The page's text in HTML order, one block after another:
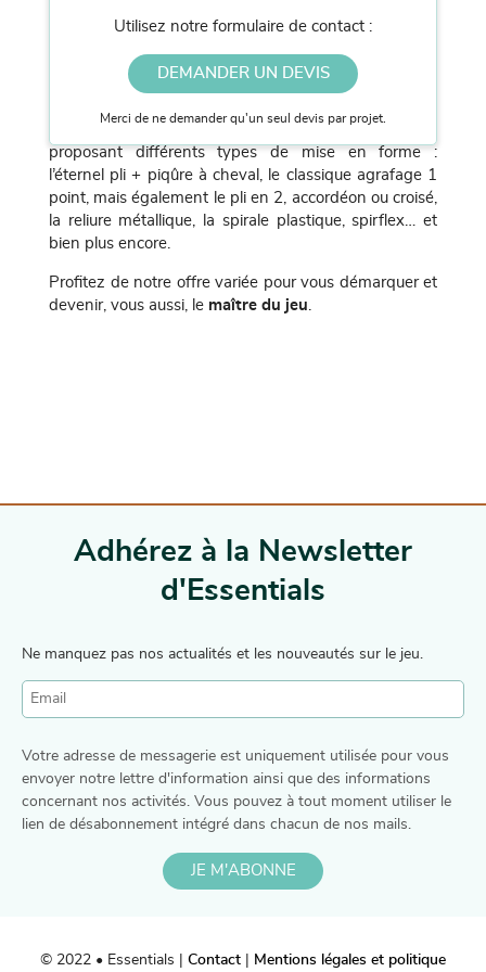
écoresponsable en privilégiant l’utilisation de papier et
d’encres écologiques.
Nous nous adaptons à vos besoins en vous
proposant différents types de mise en forme :
l’éternel pli + piqûre à cheval, le classique agrafage 1
point, mais également le pli en 2, accordéon ou croisé,
la reliure métallique, la spirale plastique, spirflex… et
bien plus encore.
Profitez de notre offre variée pour vous démarquer et
devenir, vous aussi, le maître du jeu
Utilisez notre formulaire de contact :
DEMANDER UN DEVIS
Merci de ne demander qu'un seul devis par projet.
Adhérez à la Newsletter
d'Essentials
Ne manquez pas nos actualités et les nouveautés sur le jeu.
Votre adresse de messagerie est uniquement utilisée pour vous
envoyer notre lettre d'information ainsi que des informations
concernant nos activités. Vous pouvez à tout moment utiliser le
lien de désabonnement intégré dans chacun de nos mails.
JE M'ABONNE
© 2022 • Essentials | Contact Mentions légales et politique